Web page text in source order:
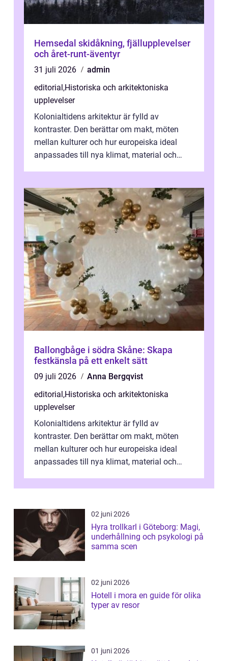
Hemsedal skidåkning, fjällupplevelser
och året-runt-äventyr
31 juli 2026
admin
editorial,Historiska och arkitektoniska
upplevelser
Kolonialtidens arkitektur är fylld av
kontraster. Den berättar om makt, möten
mellan kulturer och hur europeiska ideal
anpassades till nya klimat, material och
Ballongbåge i södra Skåne: Skapa
festkänsla på ett enkelt sätt
09 juli 2026
Anna Bergqvist
editorial,Historiska och arkitektoniska
upplevelser
Kolonialtidens arkitektur är fylld av
kontraster. Den berättar om makt, möten
mellan kulturer och hur europeiska ideal
anpassades till nya klimat, material och
02 juni 2026
Hyra trollkarl i Göteborg: Magi,
underhållning och psykologi på
samma scen
02 juni 2026
Hotell i mora en guide för olika
typer av resor
01 juni 2026